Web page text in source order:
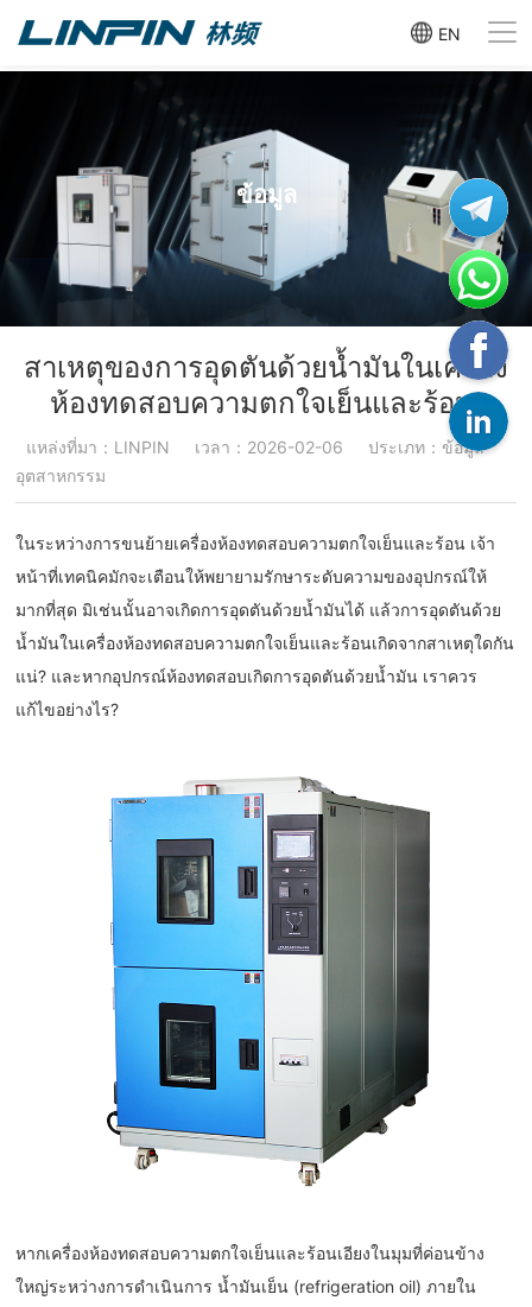
EN
ข้อมูล
สาเหตุของการอุดตันด้วยน้ำมันในเครื่อง
ห้องทดสอบความตกใจเย็นและร้อน
แหล่งที่มา：LINPIN เวลา：2026-02-06
ประเภท：ข้อมูล
อุตสาหกรรม
ในระหว่างการขนย้ายเครื่องห้องทดสอบความตกใจเย็นและร้อน เจ้า
หน้าที่เทคนิคมักจะเตือนให้พยายามรักษาระดับความของอุปกรณ์ให้
มากที่สุด มิเช่นนั้นอาจเกิดการอุดตันด้วยน้ำมันได้ แล้วการอุดตันด้วย
น้ำมันในเครื่องห้องทดสอบความตกใจเย็นและร้อนเกิดจากสาเหตุใดกัน
แน่? และหากอุปกรณ์ห้องทดสอบเกิดการอุดตันด้วยน้ำมัน เราควร
แก้ไขอย่างไร?
หากเครื่องห้องทดสอบความตกใจเย็นและร้อนเอียงในมุมที่ค่อนข้าง
ใหญ่ระหว่างการดำเนินการ น้ำมันเย็น (refrigeration oil) ภายใน